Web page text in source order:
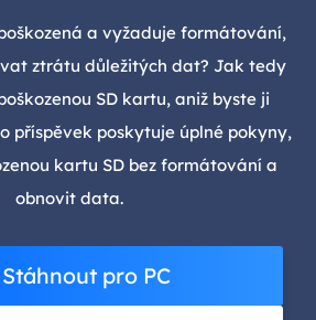
a vyžaduje formátování,
ztrátu důležitých dat? Jak tedy
SD kartu, aniž byste ji
příspěvek poskytuje úplné pokyny,
kartu SD bez formátování a
obnovit data.
Stáhnout pro PC